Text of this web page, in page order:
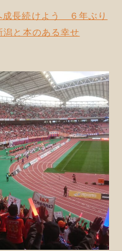
長続けよう ６年ぶり
と本のある幸せ